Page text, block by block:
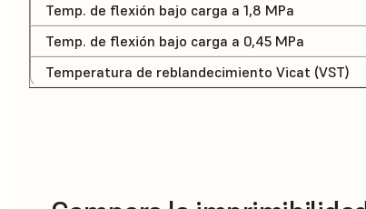
Temp. de flexión bajo carga a 1,8 MPa
Temp. de flexión bajo carga a 0,45 MPa
Temperatura de reblandecimiento Vicat (VST)